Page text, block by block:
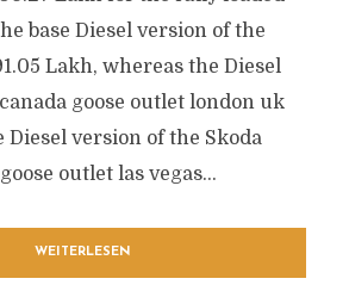
base Diesel version of the
Lakh, whereas the Diesel
goose outlet london uk
Diesel version of the Skoda
outlet las vegas...
WEITERLESEN